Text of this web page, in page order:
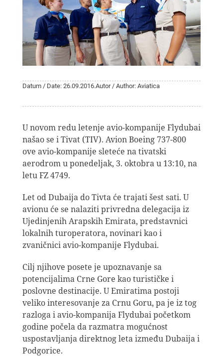
Datum / Date: 26.09.2016.Autor / Author: Aviatica
U novom redu letenje avio-kompanije Flydubai
našao se i Tivat (TIV). Avion Boeing 737-800
ove avio-kompanije sleteće na tivatski
aerodrom u ponedeljak, 3. oktobra u 13:10, na
letu FZ 4749.
Let od Dubaija do Tivta će trajati šest sati. U
avionu će se nalaziti privredna delegacija iz
Ujedinjenih Arapskih Emirata, predstavnici
lokalnih turoperatora, novinari kao i
zvaničnici avio-kompanije Flydubai.
Cilj njihove posete je upoznavanje sa
potencijalima Crne Gore kao turističke i
poslovne destinacije. U Emiratima postoji
veliko interesovanje za Crnu Goru, pa je iz tog
razloga i avio-kompanija Flydubai početkom
godine počela da razmatra mogućnost
uspostavljanja direktnog leta između Dubaija i
Podgorice.